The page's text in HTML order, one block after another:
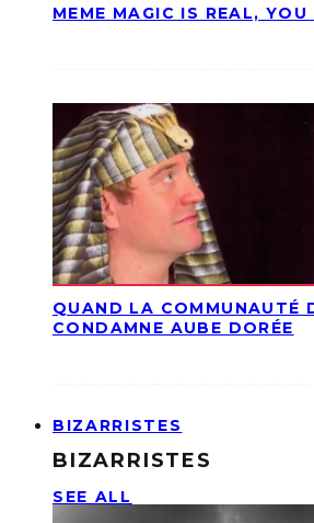
MEME MAGIC IS REAL, YOU
QUAND LA COMMUNAUTÉ
CONDAMNE AUBE DORÉE
BIZARRISTES
BIZARRISTES
SEE ALL